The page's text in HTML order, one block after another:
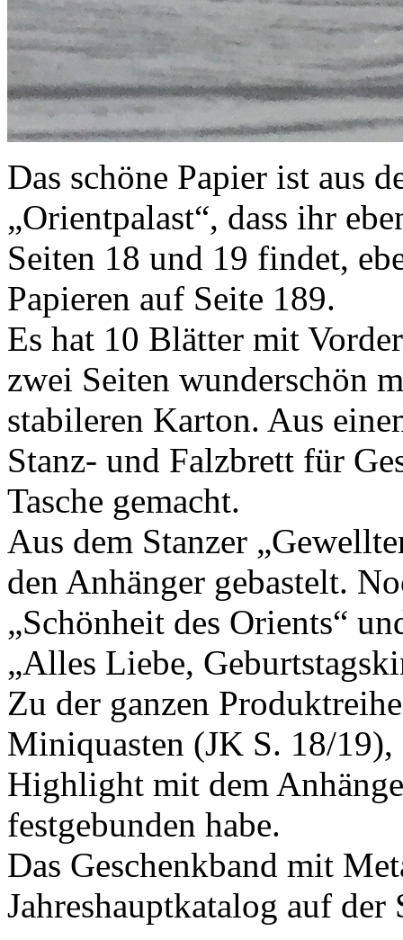
Das schöne Papier ist aus
„Orientpalast“, dass ihr
Seiten 18 und 19 findet,
Papieren auf Seite 189.
Es hat 10 Blätter mit
zwei Seiten wunderschön
stabileren Karton. Aus
Stanz- und Falzbrett für
Tasche gemacht.
Aus dem Stanzer
den Anhänger gebastelt.
„Schönheit des Orients“
„Alles Liebe,
Zu der ganzen
Miniquasten (JK S. 18/
Highlight mit dem
festgebunden habe.
Das Geschenkband mit
Jahreshauptkatalog auf